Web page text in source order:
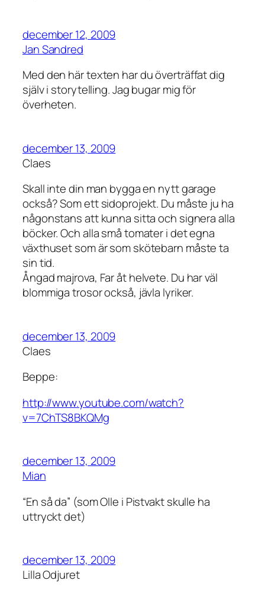
december 12, 2009
Jan Sandred
Med den här texten har du överträffat dig
själv i storytelling. Jag bugar mig för
överheten.
december 13, 2009
Claes
Skall inte din man bygga en nytt garage
också? Som ett sidoprojekt. Du måste ju ha
någonstans att kunna sitta och signera alla
böcker. Och alla små tomater i det egna
växthuset som är som skötebarn måste ta
sin tid.
Ångad majrova, Far åt helvete. Du har väl
blommiga trosor också, jävla lyriker.
december 13, 2009
Claes
Beppe:
http://www.youtube.com/watch?
v=7ChTS8BKQMg
december 13, 2009
Mian
“En så da” (som Olle i Pistvakt skulle ha
uttryckt det)
december 13, 2009
Lilla Odjuret